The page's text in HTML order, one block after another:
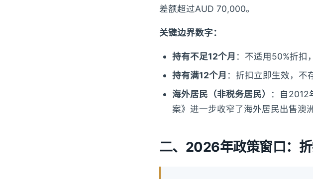
差额超过AUD 70,000。
关键边界数字：
持有不足12个月 ：不适用50%折扣
持有满12个月 ：折扣立即生效，不
海外居民（非税务居民）
：自2012
案》进一步收窄了海外居民出售澳
二、2026年政策窗口：